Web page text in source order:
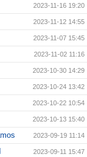
2023-11-16 19:20
2023-11-12 14:55
2023-11-07 15:45
2023-11-02 11:16
2023-10-30 14:29
2023-10-24 13:42
2023-10-22 10:54
2023-10-13 15:40
2023-09-19 11:14
2023-09-11 15:47